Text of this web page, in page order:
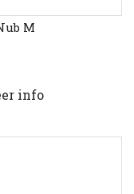
M
info